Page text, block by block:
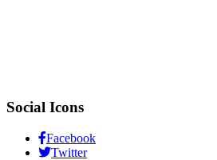
Social Icons
Facebook
Twitter